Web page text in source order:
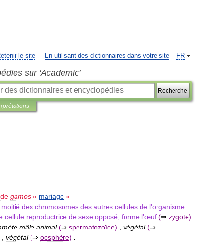
FR
le site En utilisant des dictionnaires dans votre site
sur 'Academic'
Recherche!
de gamos « mariage »
moitié des chromosomes des autres cellules de l'organisme
cellule reproductrice de sexe opposé forme l'œuf (⇒ zygote)
mâle animal (⇒ spermatozoïde) végétal (⇒
végétal (⇒ oosphère)